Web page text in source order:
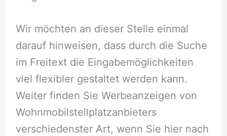
Wir möchten an dieser Stelle einmal
darauf hinweisen, dass durch die Suche
im Freitext die Eingabemöglichkeiten
viel flexibler gestaltet werden kann.
Weiter finden Sie Werbeanzeigen von
Wohnmobilstellplatzanbieters
verschiedenster Art, wenn Sie hier nach